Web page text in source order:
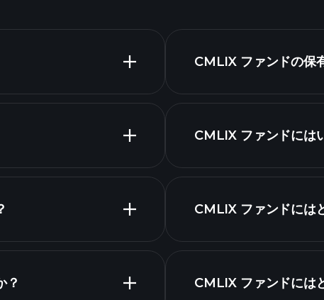
ャート
？
CMLIX ファンドの保
CMLIX ファンドには
CMLIX ファンドには
CMLIX ファンドには